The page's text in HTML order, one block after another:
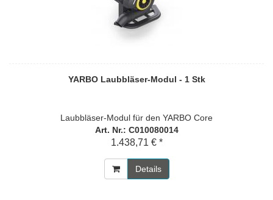
YARBO Laubbläser-Modul - 1 Stk
Laubbläser-Modul für den YARBO Core
Art. Nr.: C010080014
1.438,71 € *
Details